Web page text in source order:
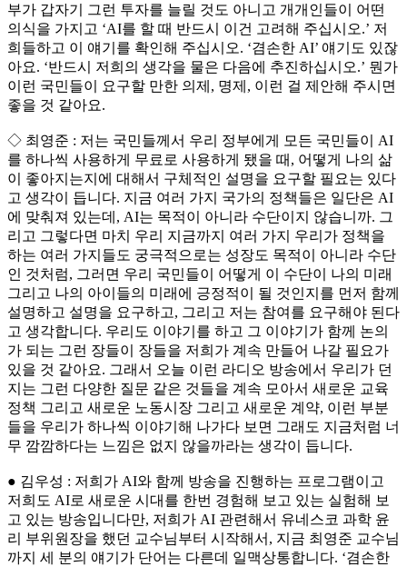
부가 갑자기 그런 투자를 늘릴 것도 아니고 개개인들이 어떤
의식을 가지고 ‘AI를 할 때 반드시 이건 고려해 주십시오.’ 저
희들하고 이 얘기를 확인해 주십시오. ‘겸손한 AI’ 얘기도 있잖
아요. ‘반드시 저희의 생각을 물은 다음에 추진하십시오.’ 뭔가
이런 국민들이 요구할 만한 의제, 명제, 이런 걸 제안해 주시면
좋을 것 같아요.
◇ 최영준 : 저는 국민들께서 우리 정부에게 모든 국민들이 AI
를 하나씩 사용하게 무료로 사용하게 됐을 때, 어떻게 나의 삶
이 좋아지는지에 대해서 구체적인 설명을 요구할 필요는 있다
고 생각이 듭니다. 지금 여러 가지 국가의 정책들은 일단은 AI
에 맞춰져 있는데, AI는 목적이 아니라 수단이지 않습니까. 그
리고 그렇다면 마치 우리 지금까지 여러 가지 우리가 정책을
하는 여러 가지들도 궁극적으로는 성장도 목적이 아니라 수단
인 것처럼, 그러면 우리 국민들이 어떻게 이 수단이 나의 미래
그리고 나의 아이들의 미래에 긍정적이 될 것인지를 먼저 함께
설명하고 설명을 요구하고, 그리고 저는 참여를 요구해야 된다
고 생각합니다. 우리도 이야기를 하고 그 이야기가 함께 논의
가 되는 그런 장들이 장들을 저희가 계속 만들어 나갈 필요가
있을 것 같아요. 그래서 오늘 이런 라디오 방송에서 우리가 던
지는 그런 다양한 질문 같은 것들을 계속 모아서 새로운 교육
정책 그리고 새로운 노동시장 그리고 새로운 계약, 이런 부분
들을 우리가 하나씩 이야기해 나가다 보면 그래도 지금처럼 너
무 깜깜하다는 느낌은 없지 않을까라는 생각이 듭니다.
● 김우성 : 저희가 AI와 함께 방송을 진행하는 프로그램이고
저희도 AI로 새로운 시대를 한번 경험해 보고 있는 실험해 보
고 있는 방송입니다만, 저희가 AI 관련해서 유네스코 과학 윤
리 부위원장을 했던 교수님부터 시작해서, 지금 최영준 교수님
까지 세 분의 얘기가 단어는 다른데 일맥상통합니다. ‘겸손한